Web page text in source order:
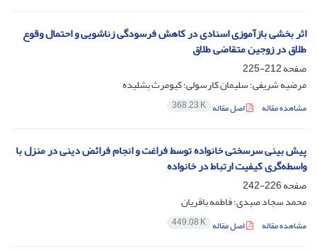
اثر بخشی بازآموزی اسنادی در کاهش فرسودگی زناشویی و احتمال وقوع
طلاق در زوجین متقاضی طلاق
صفحه212-225
مرضیه شریفی؛ سلیمان کارسولی؛ کیومرث بشلیده
مشاهده مقاله اصل مقاله 368.23 K
پیش بینی سرسختی خانواده توسط فراغت و انجام فرائض دینی در منزل با
واسطه‌گری کیفیت ارتباط در خانواده
صفحه226-242
محمد سجاد صیدی؛ فاطمه باقریان
مشاهده مقاله اصل مقاله 449.08 K